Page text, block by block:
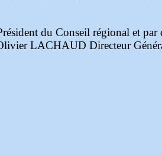
du Conseil régional et par
LACHAUD Directeur